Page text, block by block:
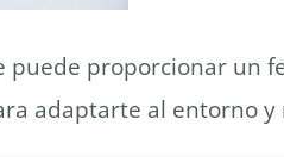
proporcionar un
adaptarte al entorno